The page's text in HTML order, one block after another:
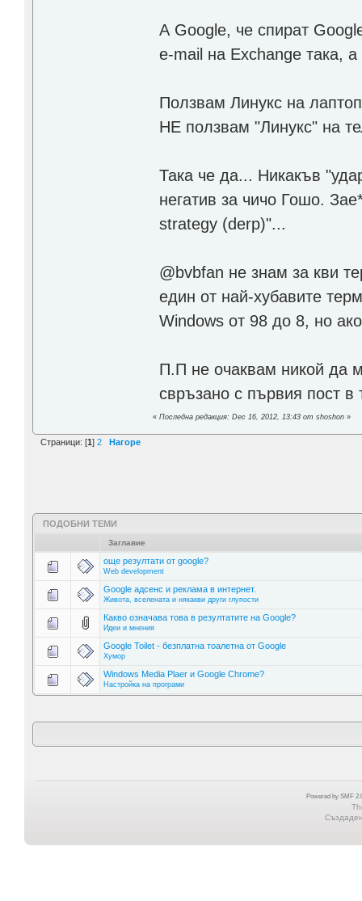
А Google, че спират
е-mail на Exchange така,
Ползвам Линукс на
НЕ ползвам "Линукс" на
Така че да... Никакъв
негатив за чичо Гошо.
strategy (derp)"...
@bvbfan не знам за кви
един от най-хубавите
Windows от 98 до 8, но
П.П не очаквам никой да
свръзано с първия пост в
«Последна редакция: Dec 16, 2012, 13:43 от shoshon »
Страници: [1] 2 Нагоре
ПОДОБНИ ТЕМИ
Заглавие
още резултати от google?
Web development
Google адсенс и реклама в интернет.
Живота, вселената и някакви други глупости
Какво означава това в резултатите на Google?
Идеи и мнения
Google Toilet - безплатна тоалетна от Google
Хумор
Windows Media Plaer и Google Chrome?
Настройка на програми
Powered by SMF